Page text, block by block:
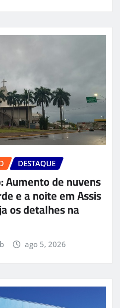
DESTAQUE
Aumento de nuvens
e a noite em Assis
os detalhes na
ago 5, 2026